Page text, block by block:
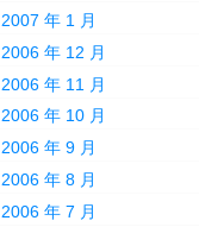
2007 年 1 月
2006 年 12 月
2006 年 11 月
2006 年 10 月
2006 年 9 月
2006 年 8 月
2006 年 7 月